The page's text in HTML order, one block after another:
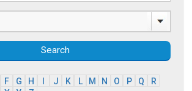
Search
F G H J K L M N O P Q
R